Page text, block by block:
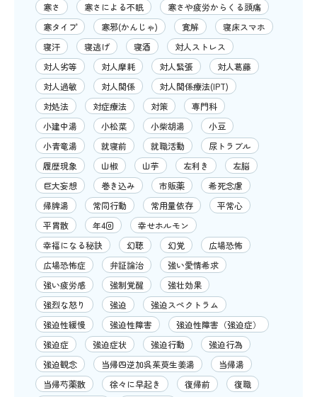
寒さ
寒さによる不眠
寒さや疲労からくる頭痛
寒タイプ
寒邪(かんじゃ) 寛解
寝床スマホ
寝汗
寝逃げ 寝酒
対人ストレス
対人劣等
対人摩耗 対人緊張
対人葛藤
対人過敏
対人関係
対人関係療法(IPT)
対処法
対症療法 対策
専門科
小建中湯
小松菜 小柴胡湯
小豆
小青竜湯
就寝前 就職活動
尿トラブル
履歴現象
山椒 山芋 左利き
左脳
巨大妄想
巻き込み 市販薬
希死念慮
帰脾湯
常同行動 常用量依存
平常心
平胃散
年4回
幸せホルモン
幸福になる秘訣
幻聴 幻覚
広場恐怖
広場恐怖症
弁証論治
強い愛情希求
強い疲労感
強制覚醒
強壮効果
強烈な怒り
強迫
強迫スペクトラム
強迫性緩慢
強迫性障害
強迫性障害（強迫症）
強迫症
強迫症状 強迫行動
強迫行為
強迫観念
当帰四逆加呉茱萸生姜湯
当帰湯
当帰芍薬散
徐々に早起き 復帰前
復職